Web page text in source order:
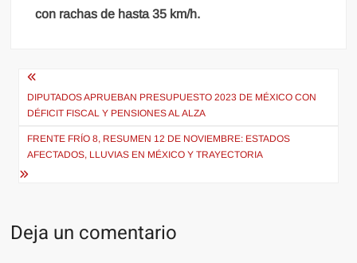
con rachas de hasta 35 km/h.
Navegación
de
entradas
DIPUTADOS APRUEBAN PRESUPUESTO 2023 DE MÉXICO CON
DÉFICIT FISCAL Y PENSIONES AL ALZA
FRENTE FRÍO 8, RESUMEN 12 DE NOVIEMBRE: ESTADOS
AFECTADOS, LLUVIAS EN MÉXICO Y TRAYECTORIA
Deja un comentario